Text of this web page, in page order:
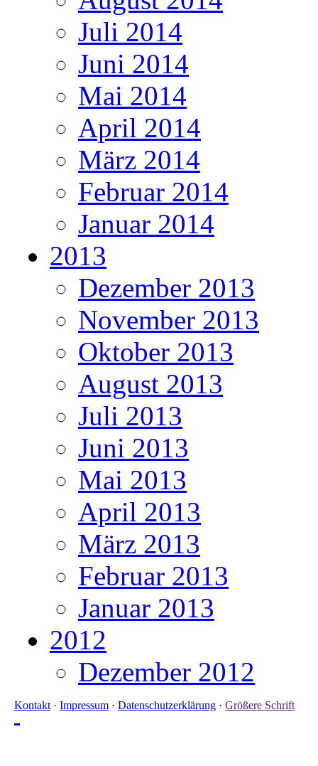
Juli 2014
Juni 2014
Mai 2014
April 2014
März 2014
Februar 2014
Januar 2014
2013
Dezember 2013
November 2013
Oktober 2013
August 2013
Juli 2013
Juni 2013
Mai 2013
April 2013
März 2013
Februar 2013
Januar 2013
2012
Dezember 2012
Kontakt · Impressum · Datenschutzerklärung · Größere Schrift